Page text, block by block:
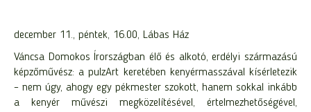
december 11., péntek, 16.00, Lábas Ház
Váncsa Domokos Írországban élő és alkotó, erdélyi származású
képzőművész: a pulzArt keretében kenyérmasszával kísérletezik
– nem úgy, ahogy egy pékmester szokott, hanem sokkal inkább
a kenyér művészi megközelítésével, értelmezhetőségével,